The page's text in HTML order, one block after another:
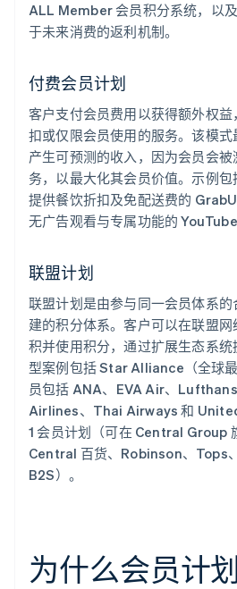
ALL Member 会员积分系统，以
于未来消费的返利机制。
付费会员计划
客户支付会员费用以获得额外权
扣或仅限会员使用的服务。该模
产生可预测的收入，因为会员会
务，以最大化其会员价值。示例包
提供餐饮折扣及免配送费的
无广告观看与专属功能的
联盟计划
联盟计划是由参与同一会员体系
建的积分体系。客户可以在联盟
积并使用积分，通过扩展生态系
型案例包括 Star Alliance（全球
员包括 ANA、EVA Air、
Airlines、Thai Airways 和
1 会员计划（可在 Central Group
Central 百货、Robinson、Tops
B2S）。
为什么会员计